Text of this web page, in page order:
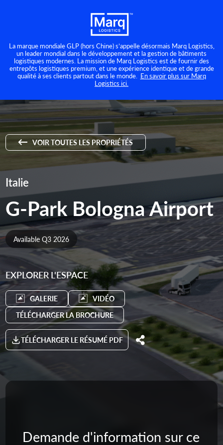
La marque mondiale GLP (hors Chine) s’appelle désormais Marq Logistics,
un leader mondial dans le développement et la gestion de bâtiments
logistiques modernes. La mission de Marq Logistics est de fournir des
entrepôts logistiques premium, et une expérience identique et de grande
qualité à ses clients partout dans le monde. En savoir plus sur Marq
Logistics ici.
VOIR TOUTES LES PROPRIÉTÉS
Italie
G-Park Bologna Airport
Available Q3 2026
EXPLORER L'ESPACE
GALERIE
VIDÉO
TÉLÉCHARGER LA BROCHURE
TÉLÉCHARGER LE RÉSUMÉ PDF
Demande d'information sur ce